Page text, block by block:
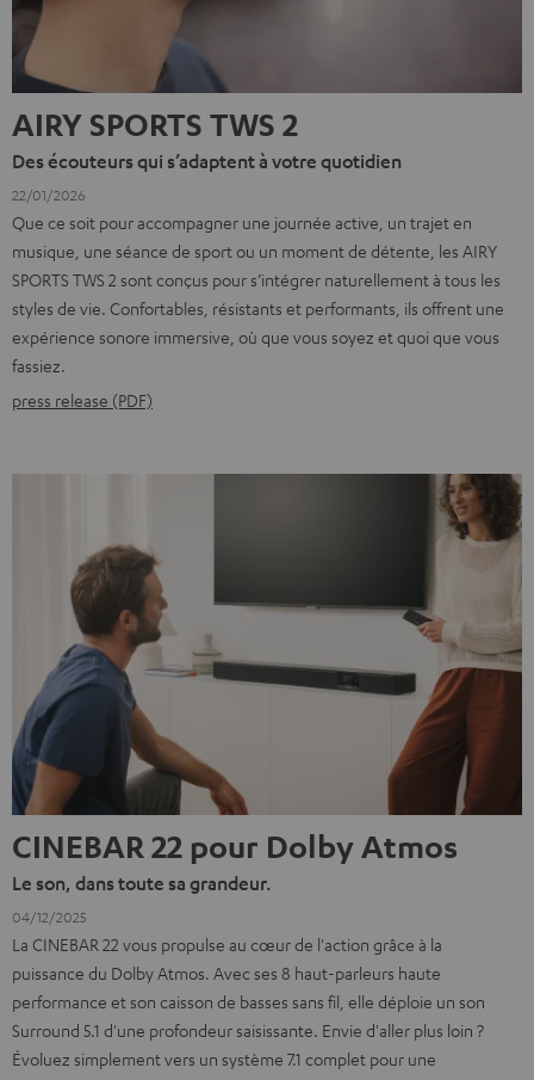
AIRY SPORTS TWS 2
Des écouteurs qui s’adaptent à votre quotidien
22/01/2026
Que ce soit pour accompagner une journée active, un trajet en
musique, une séance de sport ou un moment de détente, les AIRY
SPORTS TWS 2 sont conçus pour s’intégrer naturellement à tous les
styles de vie. Confortables, résistants et performants, ils offrent une
expérience sonore immersive, où que vous soyez et quoi que vous
fassiez.
press release (PDF)
CINEBAR 22 pour Dolby Atmos
Le son, dans toute sa grandeur.
04/12/2025
La CINEBAR 22 vous propulse au cœur de l'action grâce à la
puissance du Dolby Atmos. Avec ses 8 haut-parleurs haute
performance et son caisson de basses sans fil, elle déploie un son
Surround 5.1 d'une profondeur saisissante. Envie d'aller plus loin ?
Évoluez simplement vers un système 7.1 complet pour une